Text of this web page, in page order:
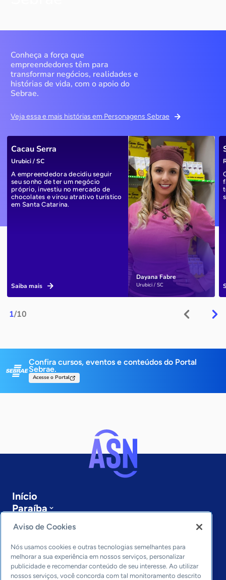
Conheça a força que
empreendedores têm para
transformar negócios, realidades e
histórias de vida, com o apoio do
Sebrae.
Veja essa e mais histórias em Personagens Sebrae
1/10
Dayana Fabre
Urubici / SC
Cacau Serra
Urubici / SC
A empreendedora decidiu seguir
seu sonho de ter um negócio
próprio, investiu no mercado de
chocolates e virou atrativo turístico
em Santa Catarina.
Saiba mais
Confira cursos, eventos e conteúdos do Portal
Sebrae.
Acesse o Portal
Início
Paraíba
Últimas notícias
Entre em contato
Editorias
Economia & Política
Aviso de Cookies
Nós usamos cookies e outras tecnologias semelhantes para
melhorar a sua experiência em nossos serviços, personalizar
publicidade e recomendar conteúdo de seu interesse. Ao utilizar
nossos serviços, você concorda com tal monitoramento descrito